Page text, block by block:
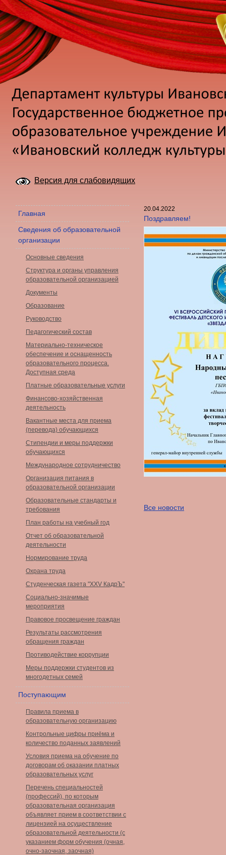
Версия для слабовидящих
Главная
Сведения об образовательной
организации
Основные сведения
Структура и органы управления
образовательной организацией
Документы
Образование
Руководство
Педагогический состав
Материально-техническое
обеспечение и оснащенность
образовательного процесса.
Доступная среда
Платные образовательные услуги
Финансово-хозяйственная
деятельность
Вакантные места для приема
(перевода) обучающихся
Стипендии и меры поддержки
обучающихся
Международное сотрудничество
Организация питания в
образовательной организации
Образовательные стандарты и
требования
План работы на учебный год
Отчет об образовательной
деятельности
Нормирование труда
Охрана труда
Студенческая газета "XXV КадрЪ"
Социально-значимые
мероприятия
Правовое просвещение граждан
Результаты рассмотрения
обращения граждан
Противодействие коррупции
Меры поддержки студентов из
многодетных семей
Поступающим
Правила приема в
образовательную организацию
Контрольные цифры приёма и
количество поданных заявлений
Условия приема на обучение по
договорам об оказании платных
образовательных услуг
Перечень специальностей
(профессий), по которым
образовательная организация
объявляет прием в соответствии с
лицензией на осуществление
образовательной деятельности (с
указанием форм обучения (очная,
очно-заочная, заочная)
20.04.2022
Поздравляем!
Все новости